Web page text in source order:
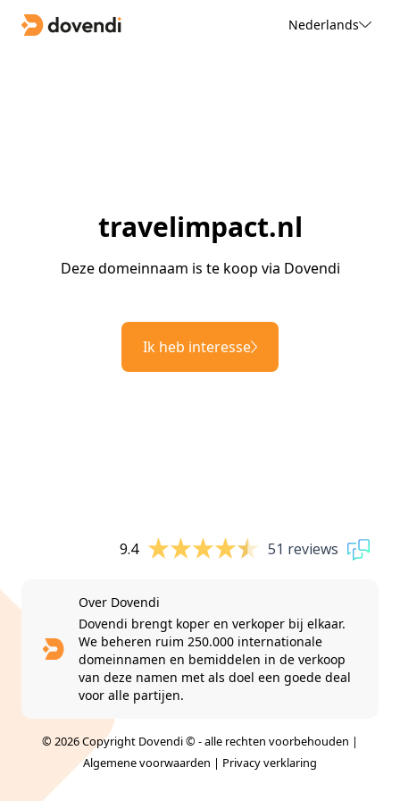
Nederlands
travelimpact.nl
Deze domeinnaam is te koop via Dovendi
Ik heb interesse
9.4 51 reviews
Over Dovendi
Dovendi brengt koper en verkoper bij elkaar.
We beheren ruim 250.000 internationale
domeinnamen en bemiddelen in de verkoop
van deze namen met als doel een goede deal
voor alle partijen.
© 2026 Copyright Dovendi © - alle rechten voorbehouden |
Algemene voorwaarden | Privacy verklaring